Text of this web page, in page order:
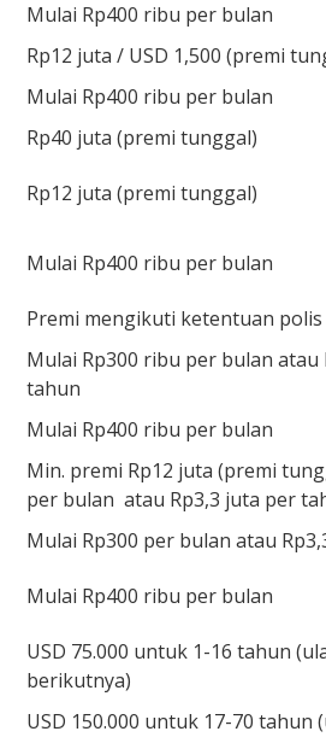
Mulai Rp400 ribu per bulan
Rp12 juta / USD 1,500 (premi
Mulai Rp400 ribu per bulan
Rp40 juta (premi tunggal)
Rp12 juta (premi tunggal)
Mulai Rp400 ribu per bulan
Premi mengikuti ketentuan polis
Mulai Rp300 ribu per bulan atau
tahun
Mulai Rp400 ribu per bulan
Min. premi Rp12 juta (premi
per bulan atau Rp3,3 juta per
Mulai Rp300 per bulan atau
Mulai Rp400 ribu per bulan
USD 75.000 untuk 1-16 tahun
berikutnya)
USD 150.000 untuk 17-70 tahun